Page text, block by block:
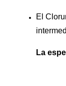
El
La